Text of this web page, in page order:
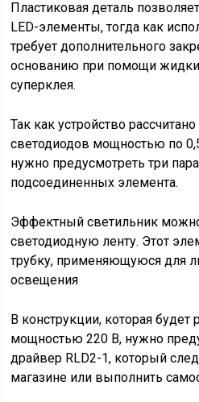
Пластиковая деталь
LED-элементы, тогда как
требует дополнительного
основанию при помощи
суперклея.
Так как устройство
светодиодов мощностью по
нужно предусмотреть три
подсоединенных элемента.
Эффектный светильник
светодиодную ленту. Этот
трубку, применяющуюся для
освещения
В конструкции, которая будет
мощностью 220 В, нужно
драйвер RLD2-1, который
магазине или выполнить